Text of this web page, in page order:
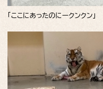
「ここにあったのにークンクン」